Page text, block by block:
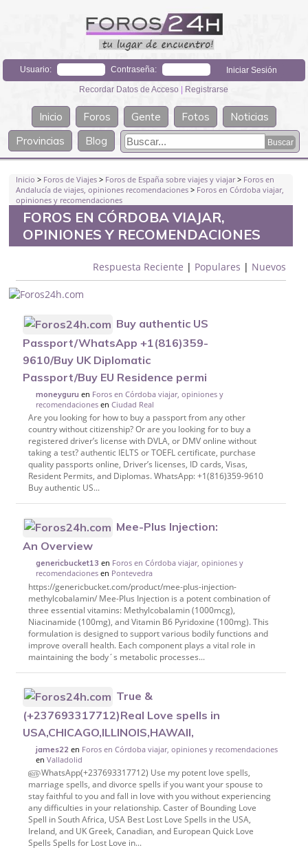
Usuario: Contraseña:
Recordar Datos de Acceso | Registrarse
Inicio Foros Gente Fotos
Noticias
Provincias
Blog
Inicio > Foros de Viajes > Foros de España sobre viajes y viajar> Foros en
Andalucía de viajes, opiniones recomendaciones > Foros en Córdoba viajar,
opiniones y recomendaciones
FOROS EN CÓRDOBA VIAJAR,
OPINIONES Y RECOMENDACIONES
Respuesta Reciente | Populares | Nuevos
Buy authentic US
Passport/WhatsApp +1(816)359-
9610/Buy UK Diplomatic
Passport/Buy EU Residence permi
moneyguru en Foros en Córdoba viajar, opiniones y
recomendaciones enCiudad Real
Are you looking for how to buy a passport from any other
country without citizenship? Or are you looking for to buy a
registered driver’s license with DVLA, or DMV online without
taking a test? authentic IELTS or TOEFL certificate, purchase
quality passports online, Driver’s licenses, ID cards, Visas,
Resident Permits, and Diplomas. WhatsApp: +1(816)359-9610
Buy authentic US...
Mee-Plus Injection:
An Overview
genericbucket13 en Foros en Córdoba viajar, opiniones y
recomendaciones en Pontevedra
https://genericbucket.com/product/mee-plus-injection-
methylcobalamin/ Mee-Plus Injection is a potent combination of
three essential vitamins: Methylcobalamin (1000mcg),
Niacinamide (100mg), and Vitamin B6 Pyridoxine (100mg). This
formulation is designed to support various bodily functions and
improve overall health. Each component plays a vital role in
maintaining the body´s metabolic processes...
True &
(+237693317712)Real Love spells in
USA,CHICAGO,ILLINOIS,HAWAII,
james22 en Foros en Córdoba viajar, opiniones y recomendaciones
enValladolid
௵WhatsApp(+237693317712) Use my potent love spells,
marriage spells, and divorce spells if you want your spouse to
stay faithful to you and fall in love with you without experiencing
any difficulties in your relationship. Caster of Bounding Love
Spell in South Africa, USA Best Lost Love Spells in the USA,
Ireland, and UK Greek, Canadian, and European Quick Love
Spells Spells for Lost Love in...